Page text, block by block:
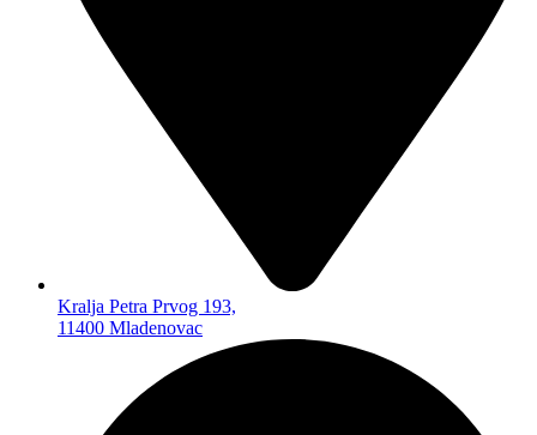
ČITAČI MEMO KARTICA
FLEŠEVI USB
FLEŠEVI ZA MOBILNE
TELEFONE
SPOLJNI HARD
AUTO PROGRAM
AUTO PLEJERI
AUTO ZVUČNICI
AUTO KAMERE
Kralja Petra Prvog 193,
11400 Mladenovac